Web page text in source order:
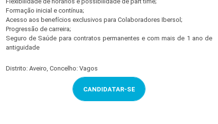
Formação inicial e contínua;
Acesso aos benefícios exclusivos para Colaboradores Ibersol;
Progressão de carreira;
Seguro de Saúde para contratos permanentes e com mais de 1 ano de
antiguidade
Distrito: Aveiro, Concelho: Vagos
CANDIDATAR-SE